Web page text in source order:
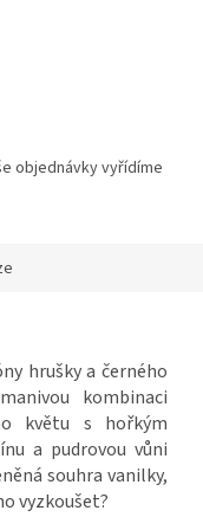
objednávky vyřídíme
hrušky a černého
kombinaci
květu s hořkým
a pudrovou vůni
souhra vanilky,
vyzkoušet?